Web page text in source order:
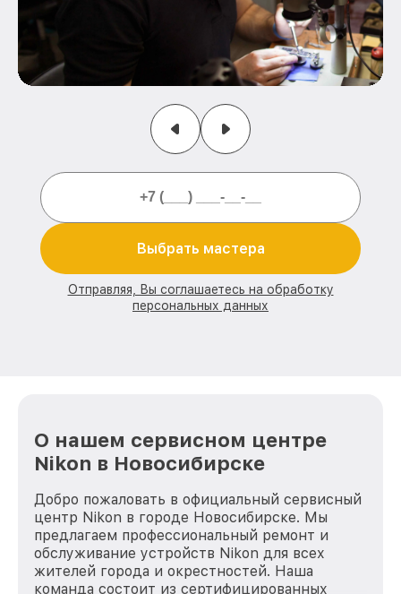
Выбрать мастера
Отправляя, Вы соглашаетесь на обработку
персональных данных
О нашем сервисном центре
Nikon в Новосибирске
Добро пожаловать в официальный сервисный
центр Nikon в городе Новосибирске. Мы
предлагаем профессиональный ремонт и
обслуживание устройств Nikon для всех
жителей города и окрестностей. Наша
команда состоит из сертифицированных